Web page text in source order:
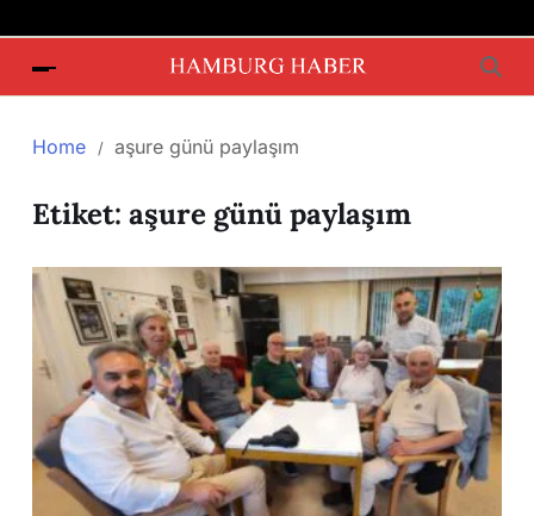
Home aşure günü paylaşım
Etiket: aşure günü paylaşım